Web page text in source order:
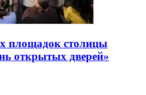
площадок столицы
открытых дверей»